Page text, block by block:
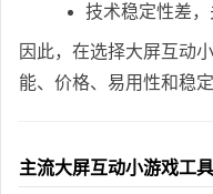
技术稳定性差
因此，在选择大屏互动
能、价格、易用性和稳定
主流大屏互动小游戏工